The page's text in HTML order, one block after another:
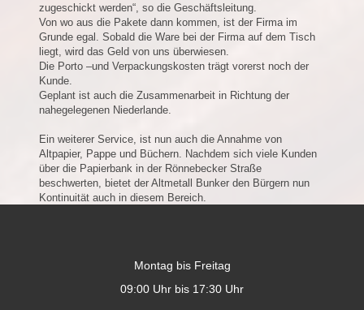
zugeschickt werden“, so die Geschäftsleitung.
Von wo aus die Pakete dann kommen, ist der Firma im
Grunde egal. Sobald die Ware bei der Firma auf dem Tisch
liegt, wird das Geld von uns überwiesen.
Die Porto –und Verpackungskosten trägt vorerst noch der
Kunde.
Geplant ist auch die Zusammenarbeit in Richtung der
nahegelegenen Niederlande.
Ein weiterer Service, ist nun auch die Annahme von
Altpapier, Pappe und Büchern. Nachdem sich viele Kunden
über die Papierbank in der Rönnebecker Straße
beschwerten, bietet der Altmetall Bunker den Bürgern nun
Kontinuität auch in diesem Bereich.
Montag bis Freitag
09:00 Uhr bis 17:30 Uhr